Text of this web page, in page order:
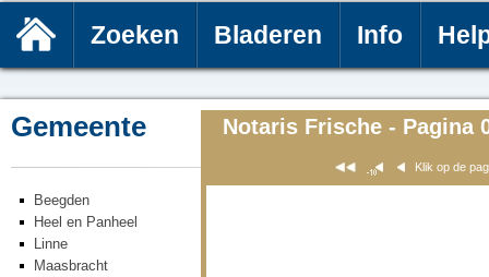
Zoeken Bladeren Info
Gemeente
Beegden
Heel en Panheel
Linne
Maasbracht
Notaris Frische - Pagina
Klik op de